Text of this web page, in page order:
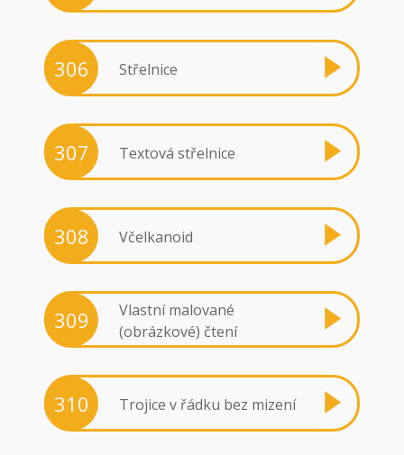
306 Střelnice
307 Textová střelnice
308 Včelkanoid
309
Vlastní malované
(obrázkové) čtení
310 Trojice v řádku bez mizení